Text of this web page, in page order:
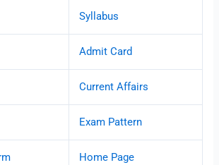
Syllabus
Admit Card
Current Affairs
Exam Pattern
Home Page